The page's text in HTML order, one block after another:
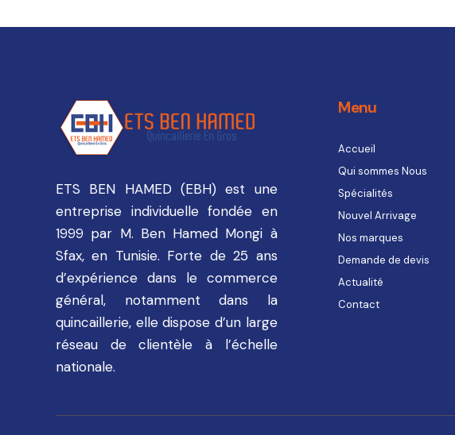
ETS BEN HAMED (EBH) est une
entreprise individuelle fondée en
1999 par M. Ben Hamed Mongi à
Sfax, en Tunisie. Forte de 25 ans
d’expérience dans le commerce
général, notamment dans la
quincaillerie, elle dispose d’un large
réseau de clientèle à l’échelle
nationale.
Menu
Accueil
Qui sommes Nous
Spécialités
Nouvel Arrivage
Nos marques
Demande de devis
Actualité
Contact